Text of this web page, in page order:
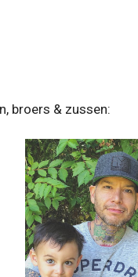
broers & zussen: